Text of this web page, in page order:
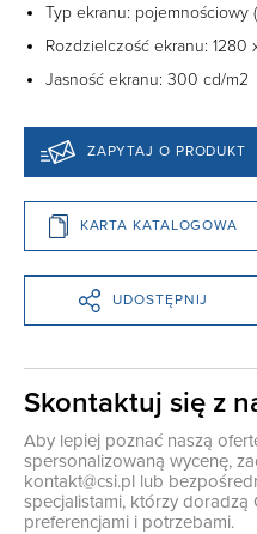
Typ ekranu: pojemnościowy
Rozdzielczość ekranu: 1280
Jasność ekranu: 300 cd/m2
ZAPYTAJ O PRODUKT
KARTA KATALOGOWA
UDOSTĘPNIJ
Skontaktuj się z
Aby lepiej poznać naszą
spersonalizowaną wycenę,
kontakt@csi.pl lub
specjalistami, którzy doradzą
preferencjami i potrzebami.